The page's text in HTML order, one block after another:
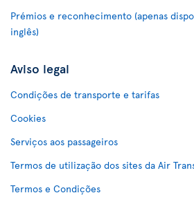
Prémios e reconhecimento (apenas
inglês)
Aviso legal
Condições de transporte e tarifas
Cookies
Serviços aos passageiros
Termos de utilização dos sites da Air
Termos e Condições